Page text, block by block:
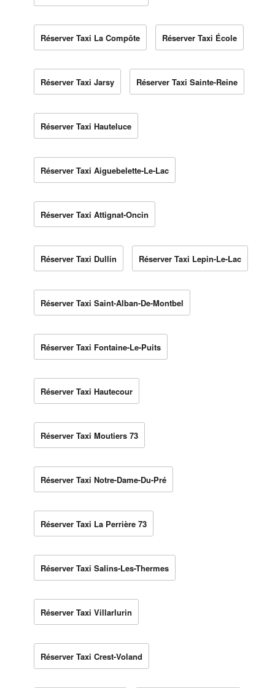
Réserver Taxi La Compôte Réserver Taxi École
Réserver Taxi Jarsy Réserver Taxi Sainte-Reine
Réserver Taxi Hauteluce
Réserver Taxi Aiguebelette-Le-Lac
Réserver Taxi Attignat-Oncin
Réserver Taxi Dullin Réserver Taxi Lepin-Le-Lac
Réserver Taxi Saint-Alban-De-Montbel
Réserver Taxi Fontaine-Le-Puits
Réserver Taxi Hautecour
Réserver Taxi Moutiers 73
Réserver Taxi Notre-Dame-Du-Pré
Réserver Taxi La Perrière 73
Réserver Taxi Salins-Les-Thermes
Réserver Taxi Villarlurin
Réserver Taxi Crest-Voland